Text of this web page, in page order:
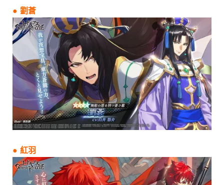
● 劉蒼
● 紅羽